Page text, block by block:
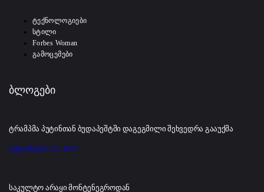
ტექნოლოგიები
სტილი
Forbes Woman
გამოცემები
ბლოგები
ტრამპმა პუტინთან ბუდაპეშტში დაგეგმილი შეხვედრა გააუქმა
ოქტომბერი 23, 2025
საკულტო არაყი მონტენეგროდან